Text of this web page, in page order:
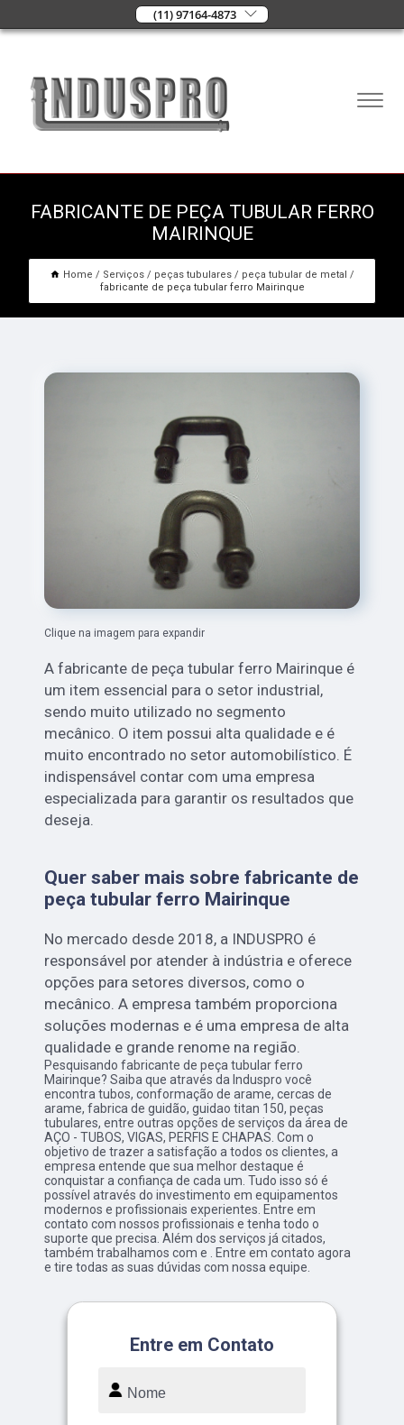
(11) 97164-4873
FABRICANTE DE PEÇA TUBULAR FERRO
MAIRINQUE
Home Serviços peças tubulares
peça tubular de metal
fabricante de peça tubular ferro Mairinque
Clique na imagem para expandir
A fabricante de peça tubular ferro Mairinque é
um item essencial para o setor industrial,
sendo muito utilizado no segmento
mecânico. O item possui alta qualidade e é
muito encontrado no setor automobilístico. É
indispensável contar com uma empresa
especializada para garantir os resultados que
deseja.
Quer saber mais sobre fabricante de
peça tubular ferro Mairinque
No mercado desde 2018, a INDUSPRO é
responsável por atender à indústria e oferece
opções para setores diversos, como o
mecânico. A empresa também proporciona
soluções modernas e é uma empresa de alta
qualidade e grande renome na região.
Pesquisando fabricante de peça tubular ferro
Mairinque? Saiba que através da Induspro você
encontra tubos, conformação de arame, cercas de
arame, fabrica de guidão, guidao titan 150, peças
tubulares, entre outras opções de serviços da área de
AÇO - TUBOS, VIGAS, PERFIS E CHAPAS. Com o
objetivo de trazer a satisfação a todos os clientes, a
empresa entende que sua melhor destaque é
conquistar a confiança de cada um. Tudo isso só é
possível através do investimento em equipamentos
modernos e profissionais experientes. Entre em
contato com nossos profissionais e tenha todo o
suporte que precisa. Além dos serviços já citados,
também trabalhamos com e . Entre em contato agora
e tire todas as suas dúvidas com nossa equipe.
Entre em Contato